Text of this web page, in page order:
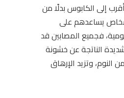
إلى الكابوس بدلًا من
يساعدهم على
فجميع المصابين قد
الناتجة عن خشونة
النوم، وتزيد الإرهاق